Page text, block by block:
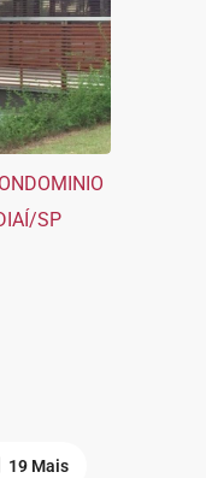
19 Mais